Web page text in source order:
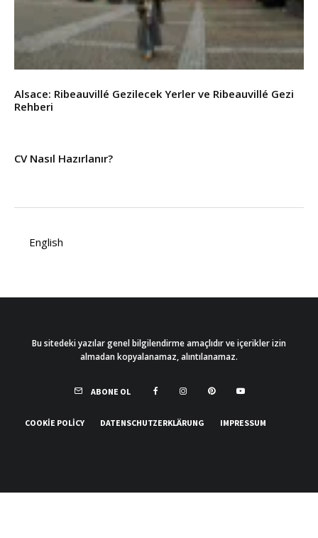
Alsace: Ribeauvillé Gezilecek Yerler ve Ribeauvillé Gezi
Rehberi
CV Nasıl Hazırlanır?
English
Bu sitedeki yazılar genel bilgilendirme amaçlıdır ve içerikler izin
almadan kopyalanamaz, alıntılanamaz.
ABONE OL
COOKIE POLICY DATENSCHUTZERKLÄRUNG IMPRESSUM